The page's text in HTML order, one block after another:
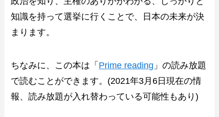
知識を持って選挙に行くことで、日本の未来が決
まります。
ちなみに、この本は「 Prime reading 」の読み放題
で読むことができます。(2021年3月6日現在の情
報、読み放題が入れ替わっている可能性もあり)